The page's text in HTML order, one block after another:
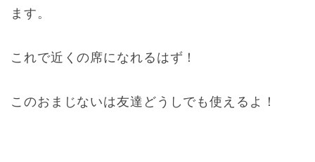
ます。
これで近くの席になれるはず！
このおまじないは友達どうしでも使えるよ！